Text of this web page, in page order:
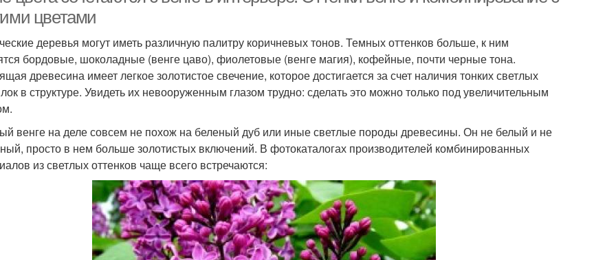
цветами
деревья могут иметь различную палитру коричневых тонов. Темных оттенков больше, к ним
бордовые, шоколадные (венге цаво), фиолетовые (венге магия), кофейные, почти черные тона.
древесина имеет легкое золотистое свечение, которое достигается за счет наличия тонких светлых
в структуре. Увидеть их невооруженным глазом трудно: сделать это можно только под увеличительным
венге на деле совсем не похож на беленый дуб или иные светлые породы древесины. Он не белый и не
просто в нем больше золотистых включений. В фотокаталогах производителей комбинированных
из светлых оттенков чаще всего встречаются: